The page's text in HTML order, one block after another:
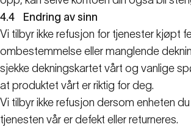
4.4
Endring av sinn
Vi tilbyr ikke refusjon for tjenester kjøpt
ombestemmelse eller manglende
sjekke dekningskartet vårt og vanlige
at produktet vårt er riktig for deg.
Vi tilbyr ikke refusjon dersom enheten du
tjenesten vår er defekt eller returneres.